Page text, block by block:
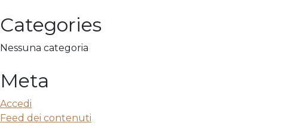
Categories
Nessuna categoria
Meta
Accedi
Feed dei contenuti